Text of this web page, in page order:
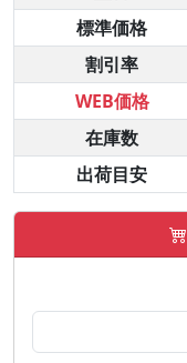
標準価格
割引率
WEB価格
在庫数
出荷目安